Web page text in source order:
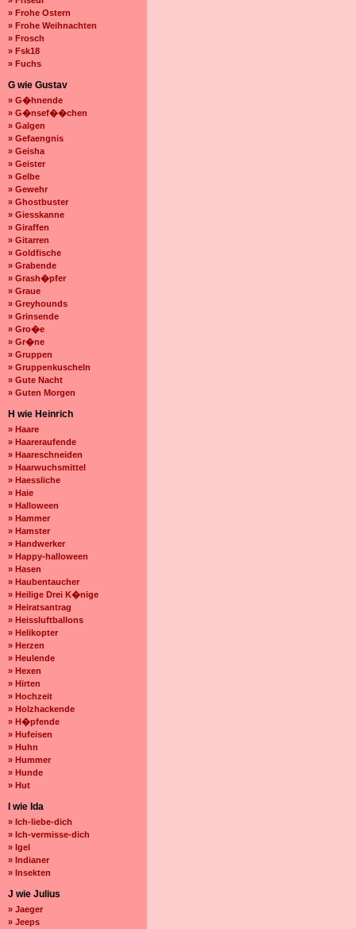
» Frohe Ostern
» Frohe Weihnachten
» Frosch
» Fsk18
» Fuchs
G wie Gustav
» G�hnende
» G�nsef��chen
» Galgen
» Gefaengnis
» Geisha
» Geister
» Gelbe
» Gewehr
» Ghostbuster
» Giesskanne
» Giraffen
» Gitarren
» Goldfische
» Grabende
» Grash�pfer
» Graue
» Greyhounds
» Grinsende
» Gro�e
» Gr�ne
» Gruppen
» Gruppenkuscheln
» Gute Nacht
» Guten Morgen
H wie Heinrich
» Haare
» Haareraufende
» Haareschneiden
» Haarwuchsmittel
» Haessliche
» Haie
» Halloween
» Hammer
» Hamster
» Handwerker
» Happy-halloween
» Hasen
» Haubentaucher
» Heilige Drei K�nige
» Heiratsantrag
» Heissluftballons
» Helikopter
» Herzen
» Heulende
» Hexen
» Hirten
» Hochzeit
» Holzhackende
» H�pfende
» Hufeisen
» Huhn
» Hummer
» Hunde
» Hut
I wie Ida
» Ich-liebe-dich
» Ich-vermisse-dich
» Igel
» Indianer
» Insekten
J wie Julius
» Jaeger
» Jeeps